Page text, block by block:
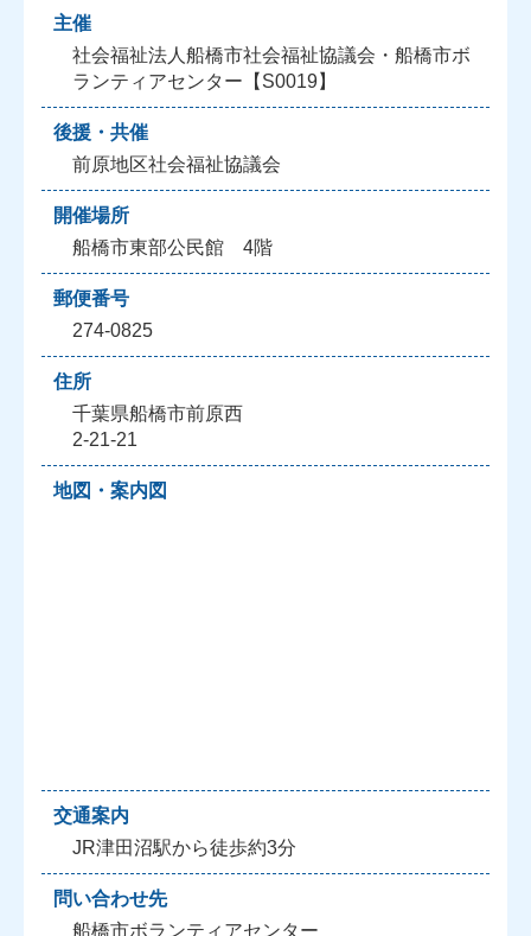
主催
社会福祉法人船橋市社会福祉協議会・船橋市ボ
ランティアセンター【S0019】
後援・共催
前原地区社会福祉協議会
開催場所
船橋市東部公民館 4階
郵便番号
274-0825
住所
千葉県船橋市前原西
2-21-21
地図・案内図
交通案内
JR津田沼駅から徒歩約3分
問い合わせ先
船橋市ボランティアセンター